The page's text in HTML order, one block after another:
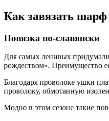
Как завязать шарф
Повязка по-славянски
Для самых ленивых придумали
рождеством». Преимущество
Благодаря проволоке ушки
проволоку, обмотанную
Модно в этом сезоне такие